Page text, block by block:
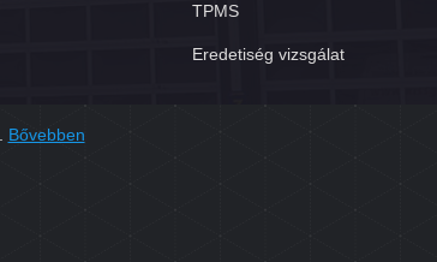
Bővebben
TPMS
Eredetiség vizsgálat